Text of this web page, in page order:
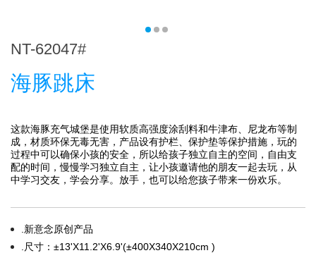
NT-62047#
海豚跳床
这款海豚充气城堡是使用软质高强度涂刮料和牛津布、尼龙布等制
成，材质环保无毒无害，产品设有护栏、保护垫等保护措施，玩的
过程中可以确保小孩的安全，所以给孩子独立自主的空间，自由支
配的时间，慢慢学习独立自主，让小孩邀请他的朋友一起去玩，从
中学习交友，学会分享。放手，也可以给您孩子带来一份欢乐。
.新意念原创产品
.尺寸：±13'X11.2'X6.9'(±400X340X210cm )